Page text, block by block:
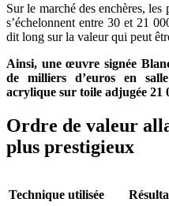
Sur le marché des enchères,
s’échelonnent entre 30 et 21
dit long sur la valeur qui peut
Ainsi, une œuvre signée
de milliers d’euros en
acrylique sur toile adjugée 21
Ordre de valeur
plus prestigieux
Technique utilisée